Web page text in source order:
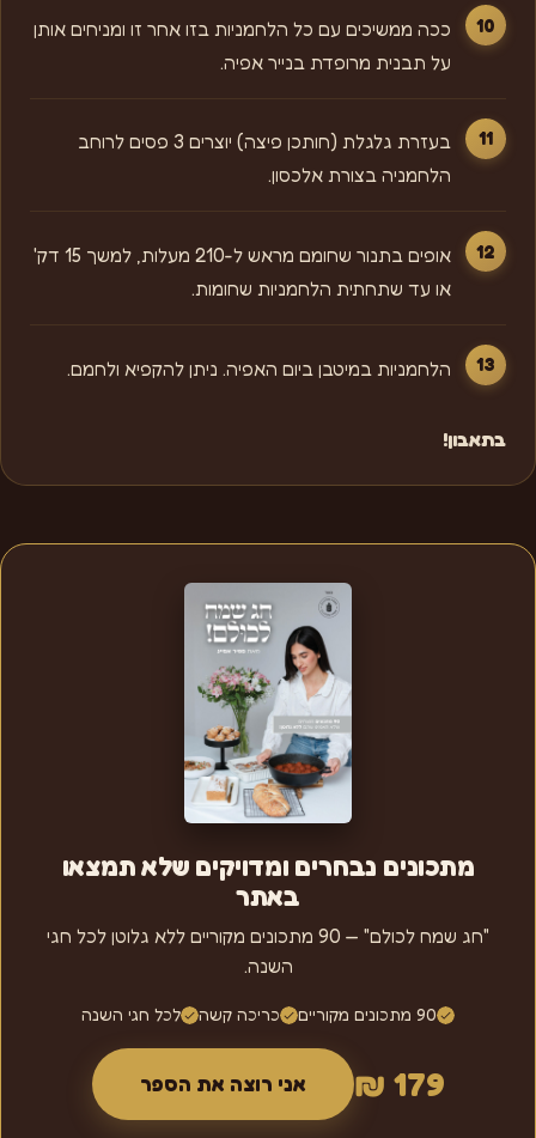
ככה ממשיכים עם כל הלחמניות בזו אחר זו ומניחים אותן
על תבנית מרופדת בנייר אפיה.
בעזרת גלגלת (חותכן פיצה) יוצרים 3 פסים לרוחב
הלחמניה בצורת אלכסון.
אופים בתנור שחומם מראש ל-210 מעלות, למשך 15 דק'
או עד שתחתית הלחמניות שחומות.
הלחמניות במיטבן ביום האפיה. ניתן להקפיא ולחמם.
בתאבון!
מתכונים נבחרים ומדויקים שלא תמצאו
באתר
"חג שמח לכולם" — 90 מתכונים מקוריים ללא גלוטן לכל חגי
השנה.
90 מתכונים מקוריים כריכה קשה לכל חגי השנה
179 ₪ אני רוצה את הספר